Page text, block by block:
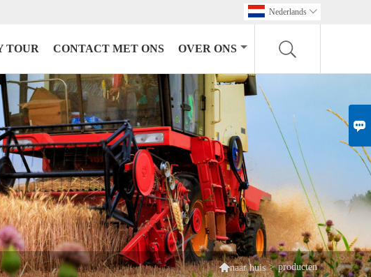

Nederlands 
TOUR CONTACT MET ONS OVER ONS
naar huis > producten